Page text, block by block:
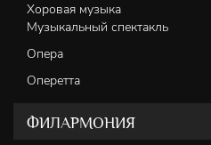
Хоровая музыка
Музыкальный спектакль
Опера
Оперетта
ФИЛАРМОНИЯ